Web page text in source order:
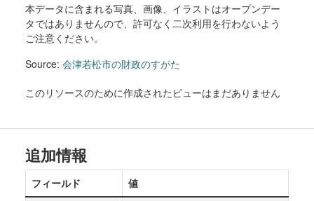
本データに含まれる写真、画像、イラストはオープンデー
タではありませんので、許可なく二次利用を行わないよう
ご注意ください。
Source: 会津若松市の財政のすがた
このリソースのために作成されたビューはまだありません
追加情報
フィールド
値